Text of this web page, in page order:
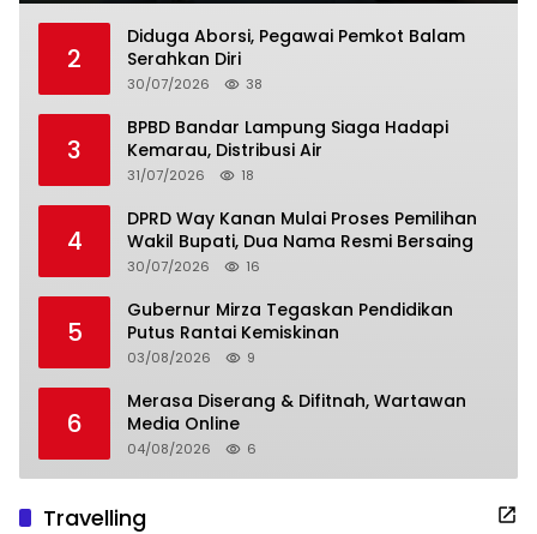
2
Diduga Aborsi, Pegawai Pemkot Balam
Serahkan Diri
30/07/2026 38
3
BPBD Bandar Lampung Siaga Hadapi
Kemarau, Distribusi Air
31/07/2026 18
4
DPRD Way Kanan Mulai Proses Pemilihan
Wakil Bupati, Dua Nama Resmi Bersaing
30/07/2026 16
5
Gubernur Mirza Tegaskan Pendidikan
Putus Rantai Kemiskinan
03/08/2026 9
6
Merasa Diserang & Difitnah, Wartawan
Media Online
04/08/2026 6
Travelling